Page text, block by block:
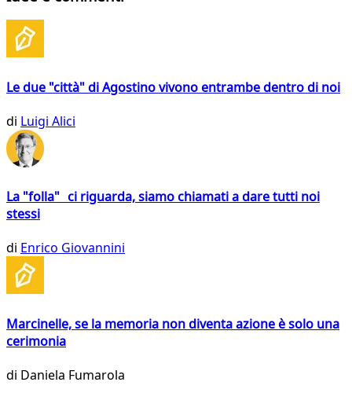
Le due "città" di Agostino vivono entrambe dentro di noi
di Luigi Alici
La "folla" ci riguarda, siamo chiamati a dare tutti noi
stessi
di Enrico Giovannini
Marcinelle, se la memoria non diventa azione è solo una
cerimonia
di Daniela Fumarola